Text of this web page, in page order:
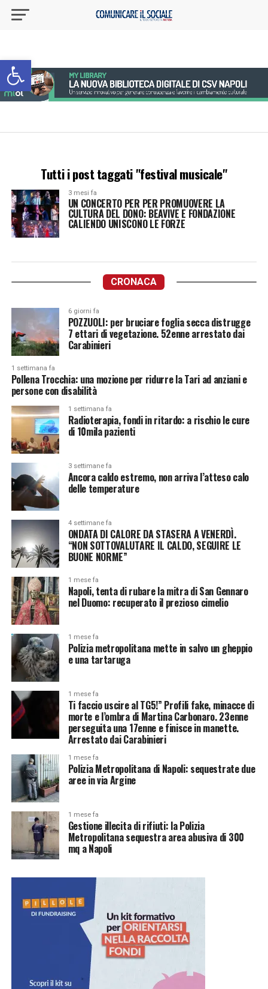
Apri la barra degli strumenti
Tutti i post taggati "festival musicale"
3 mesi fa
UN CONCERTO PER PER PROMUOVERE LA
CULTURA DEL DONO: BEAVIVE E FONDAZIONE
CALIENDO UNISCONO LE FORZE
CRONACA
6 giorni fa
POZZUOLI: per bruciare foglia secca distrugge
7 ettari di vegetazione. 52enne arrestato dai
Carabinieri
1 settimana fa
Pollena Trocchia: una mozione per ridurre la Tari ad anziani e
persone con disabilità
1 settimana fa
Radioterapia, fondi in ritardo: a rischio le cure
di 10mila pazienti
3 settimane fa
Ancora caldo estremo, non arriva l’atteso calo
delle temperature
4 settimane fa
ONDATA DI CALORE DA STASERA A VENERDÌ.
“NON SOTTOVALUTARE IL CALDO, SEGUIRE LE
BUONE NORME”
1 mese fa
Napoli, tenta di rubare la mitra di San Gennaro
nel Duomo: recuperato il prezioso cimelio
1 mese fa
Polizia metropolitana mette in salvo un gheppio
e una tartaruga
1 mese fa
Ti faccio uscire al TG5!” Profili fake, minacce di
morte e l’ombra di Martina Carbonaro. 23enne
perseguita una 17enne e finisce in manette.
Arrestato dai Carabinieri
1 mese fa
Polizia Metropolitana di Napoli: sequestrate due
aree in via Argine
1 mese fa
Gestione illecita di rifiuti: la Polizia
Metropolitana sequestra area abusiva di 300
mq a Napoli